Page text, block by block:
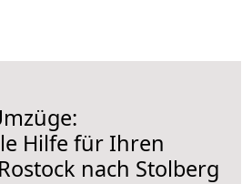
Hilfe für Ihren
nach Stolberg